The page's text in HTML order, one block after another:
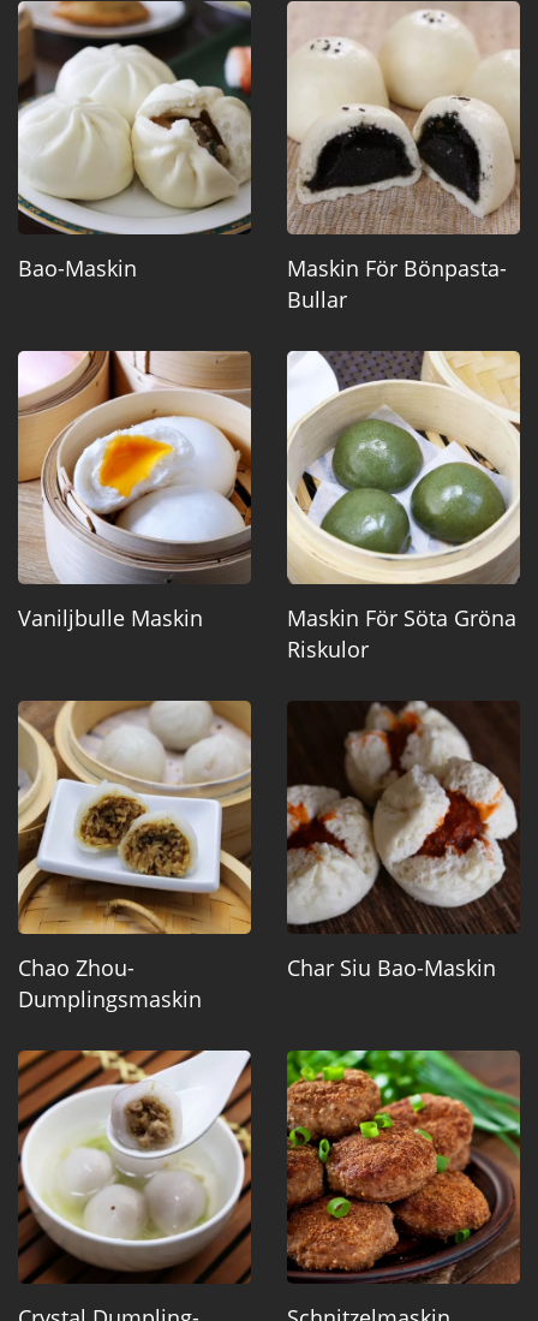
Bao-Maskin
Maskin För Bönpasta-
Bullar
Vaniljbulle Maskin
Maskin För Söta Gröna
Riskulor
Chao Zhou-
Dumplingsmaskin
Char Siu Bao-Maskin